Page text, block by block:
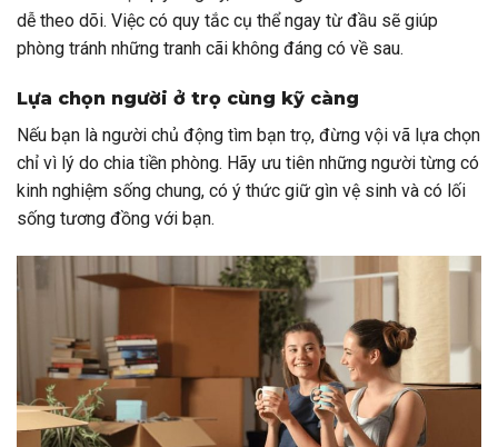
dễ theo dõi. Việc có quy tắc cụ thể ngay từ đầu sẽ giúp
phòng tránh những tranh cãi không đáng có về sau.
Lựa chọn người ở trọ cùng kỹ càng
Nếu bạn là người chủ động tìm bạn trọ, đừng vội vã lựa chọn
chỉ vì lý do chia tiền phòng. Hãy ưu tiên những người từng có
kinh nghiệm sống chung, có ý thức giữ gìn vệ sinh và có lối
sống tương đồng với bạn.